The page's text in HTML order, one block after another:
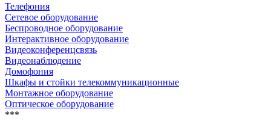
Телефония
Сетевое оборудование
Беспроводное оборудование
Интерактивное оборудование
Видеоконференцсвязь
Видеонаблюдение
Домофония
Шкафы и стойки телекоммуникационные
Монтажное оборудование
Оптическое оборудование
***